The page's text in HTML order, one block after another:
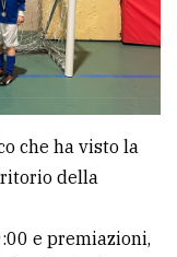
che ha visto la
della
e premiazioni,